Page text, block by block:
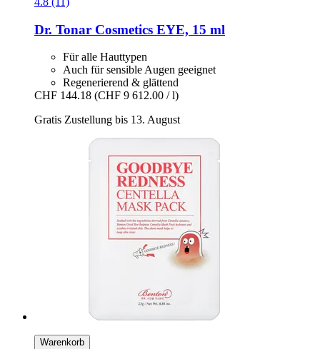
Dr. Tonar Cosmetics EYE, 15 ml
Für alle Hauttypen
Auch für sensible Augen geeignet
Regenerierend & glättend
CHF 144.18 (CHF 9 612.00 / l)
Gratis Zustellung bis 13. August
Warenkorb